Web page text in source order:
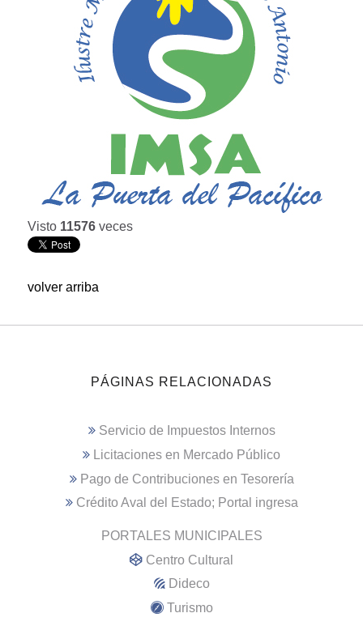
Visto 11576 veces
volver arriba
PÁGINAS RELACIONADAS
Servicio de Impuestos Internos
Licitaciones en Mercado Público
Pago de Contribuciones en Tesorería
Crédito Aval del Estado; Portal ingresa
PORTALES MUNICIPALES
Centro Cultural
Dideco
Turismo